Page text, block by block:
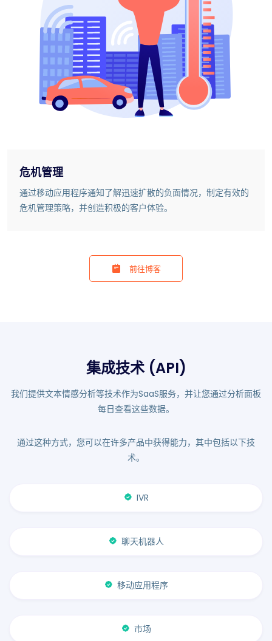
危机管理
通过移动应用程序通知了解迅速扩散的负面情况，制定有效的
危机管理策略，并创造积极的客户体验。
前往博客
集成技术 (API)
我们提供文本情感分析等技术作为SaaS服务，并让您通过分析面板
每日查看这些数据。
通过这种方式，您可以在许多产品中获得能力，其中包括以下技
术。
IVR
聊天机器人
移动应用程序
市场